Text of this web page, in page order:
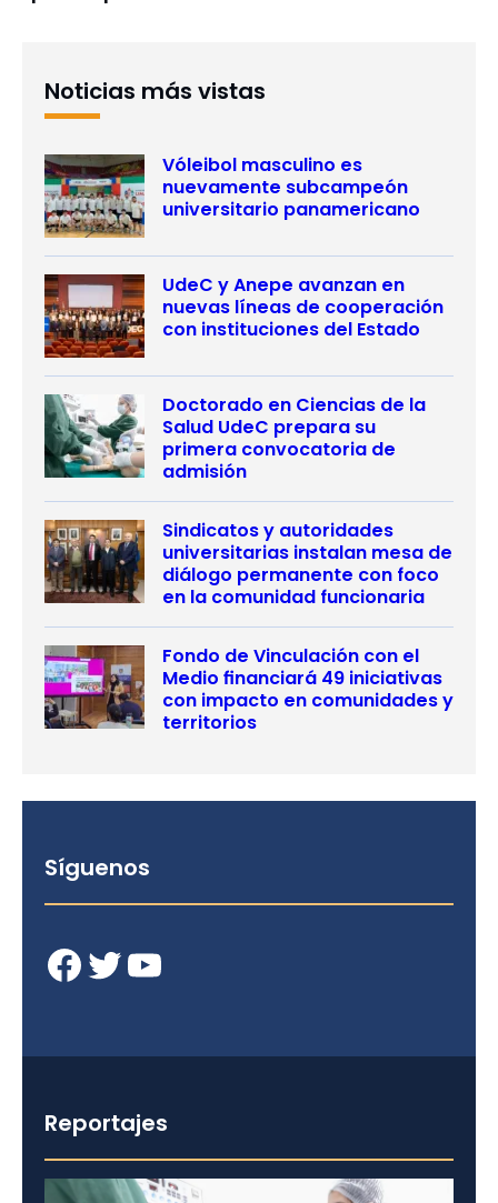
Noticias más vistas
Vóleibol masculino es
nuevamente subcampeón
universitario panamericano
UdeC y Anepe avanzan en
nuevas líneas de cooperación
con instituciones del Estado
Doctorado en Ciencias de la
Salud UdeC prepara su
primera convocatoria de
admisión
Sindicatos y autoridades
universitarias instalan mesa de
diálogo permanente con foco
en la comunidad funcionaria
Fondo de Vinculación con el
Medio financiará 49 iniciativas
con impacto en comunidades y
territorios
Síguenos
Facebook Twitter YouTube
Reportajes